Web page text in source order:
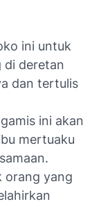
ini untuk
di deretan
dan tertulis
ini akan
mertuaku
orang yang